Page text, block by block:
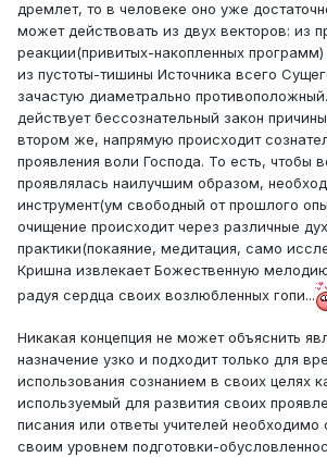
дремлет, то в человеке оно уже
может действовать из двух векторов: из
реакции(привитых-накопленных
из пустоты-тишины Источника всего
зачастую диаметрально
действует бессознательный закон
втором же, напрямую происходит
проявления воли Господа. То есть, чтобы
проявлялась наилучшим образом,
инструмент(ум свободный от прошлого
очищение происходит через различные дух
практики(покаяние, медитация, само
Кришна извлекает Божественную
радуя сердца своих возлюбленных гопи...
Никакая концепция не может объяснить
назначение узко и подходит только для
использования сознанием в своих целях
используемый для развития своих
писания или ответы учителей необходимо
своим уровнем подготовки-